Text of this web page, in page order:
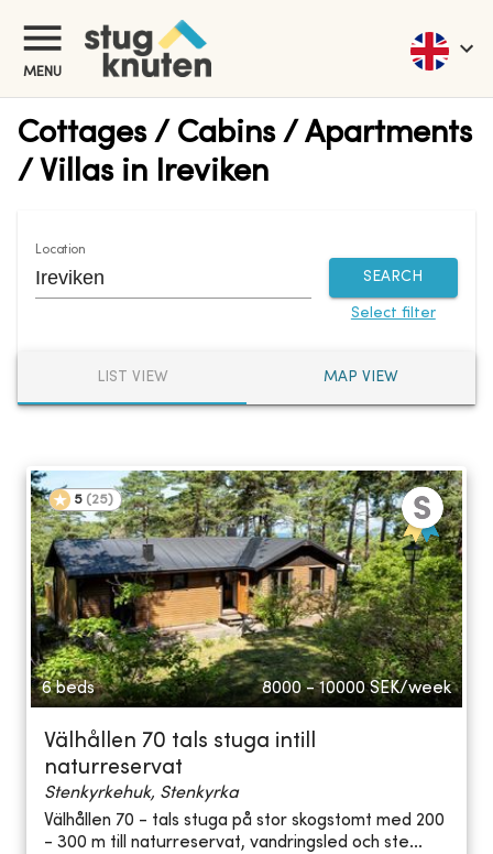
MENU
Cottages / Cabins / Apartments
/ Villas in Ireviken
Location
SEARCH
Select filter
LIST VIEW MAP VIEW
5 (25)
6 beds 8000 - 10000 SEK/week
Välhållen 70 tals stuga intill
naturreservat
Stenkyrkehuk, Stenkyrka
Välhållen 70 - tals stuga på stor skogstomt med 200
- 300 m till naturreservat, vandringsled och ste...